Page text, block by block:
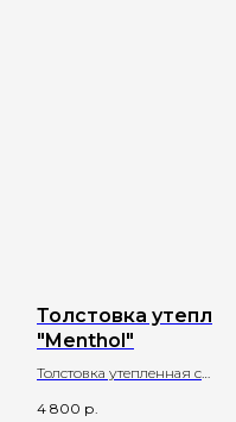
Толстовка
"Menthol"
Толстовка утепленная c
ментолового цвета
4 800 р.